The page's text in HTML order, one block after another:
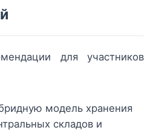
для участников
модель хранения
складов и